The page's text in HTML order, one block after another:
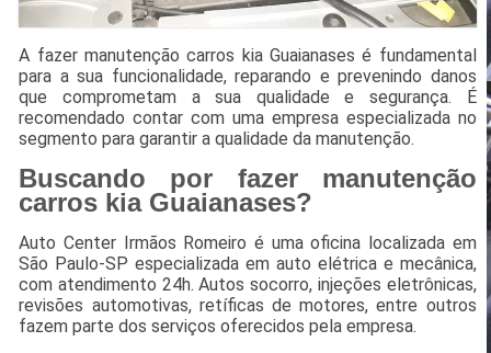
A fazer manutenção carros kia Guaianases é fundamental
para a sua funcionalidade, reparando e prevenindo danos
que comprometam a sua qualidade e segurança. É
recomendado contar com uma empresa especializada no
segmento para garantir a qualidade da manutenção.
Buscando por fazer manutenção
carros kia Guaianases?
Auto Center Irmãos Romeiro é uma oficina localizada em
São Paulo-SP especializada em auto elétrica e mecânica,
com atendimento 24h. Autos socorro, injeções eletrônicas,
revisões automotivas, retíficas de motores, entre outros
fazem parte dos serviços oferecidos pela empresa.